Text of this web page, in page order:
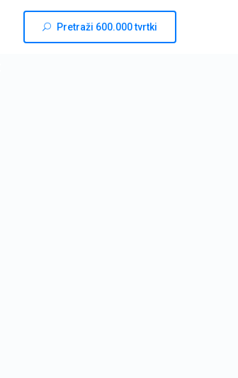
Pretraži 600.000 tvrtki